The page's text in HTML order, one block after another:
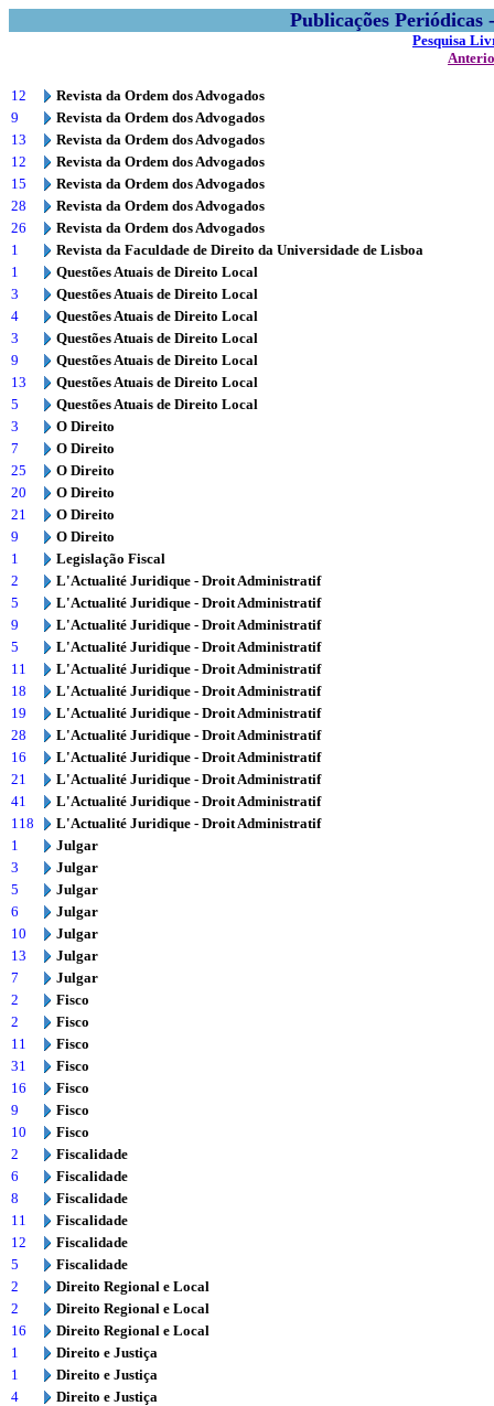
Publicações
Pesquisa
12
Revista da Ordem dos Advogados
9
Revista da Ordem dos Advogados
13
Revista da Ordem dos Advogados
12
Revista da Ordem dos Advogados
15
Revista da Ordem dos Advogados
28
Revista da Ordem dos Advogados
26
Revista da Ordem dos Advogados
1
Revista da Faculdade de Direito da Universidade de Lisboa
1
Questões Atuais de Direito Local
3
Questões Atuais de Direito Local
4
Questões Atuais de Direito Local
3
Questões Atuais de Direito Local
9
Questões Atuais de Direito Local
13
Questões Atuais de Direito Local
5
Questões Atuais de Direito Local
3
O Direito
7
O Direito
25
O Direito
20
O Direito
21
O Direito
9
O Direito
1
Legislação Fiscal
2
L'Actualité Juridique - Droit Administratif
5
L'Actualité Juridique - Droit Administratif
9
L'Actualité Juridique - Droit Administratif
5
L'Actualité Juridique - Droit Administratif
11
L'Actualité Juridique - Droit Administratif
18
L'Actualité Juridique - Droit Administratif
19
L'Actualité Juridique - Droit Administratif
28
L'Actualité Juridique - Droit Administratif
16
L'Actualité Juridique - Droit Administratif
21
L'Actualité Juridique - Droit Administratif
41
L'Actualité Juridique - Droit Administratif
118
L'Actualité Juridique - Droit Administratif
1
Julgar
3
Julgar
5
Julgar
6
Julgar
10
Julgar
13
Julgar
7
Julgar
2
Fisco
2
Fisco
11
Fisco
31
Fisco
16
Fisco
9
Fisco
10
Fisco
2
Fiscalidade
6
Fiscalidade
8
Fiscalidade
11
Fiscalidade
12
Fiscalidade
5
Fiscalidade
2
Direito Regional e Local
2
Direito Regional e Local
16
Direito Regional e Local
1
Direito e Justiça
1
Direito e Justiça
4
Direito e Justiça